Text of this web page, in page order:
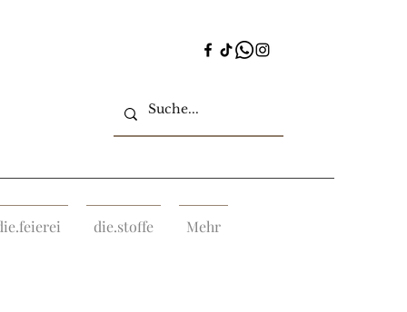
die.stoffe Mehr